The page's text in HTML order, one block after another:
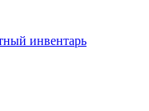
инвентарь